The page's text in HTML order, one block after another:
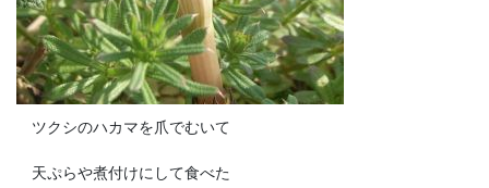
ツクシのハカマを爪でむいて
天ぷらや煮付けにして食べた